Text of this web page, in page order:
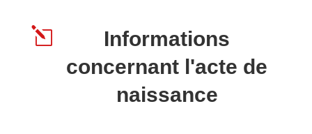
l
Informations
concernant l'acte de
naissance